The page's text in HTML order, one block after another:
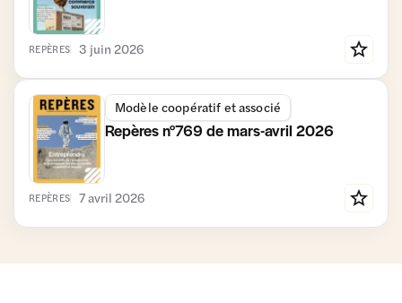
REPÈRES 3 juin 2026
Modèle coopératif et associé
Repères n°769 de mars-avril 2026
REPÈRES 7 avril 2026